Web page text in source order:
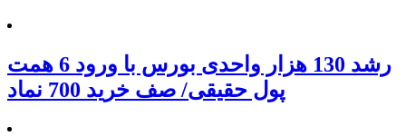
رشد 130 هزار واحدی بورس با ورود 6 همت
پول حقیقی/ صف خرید 700 نماد